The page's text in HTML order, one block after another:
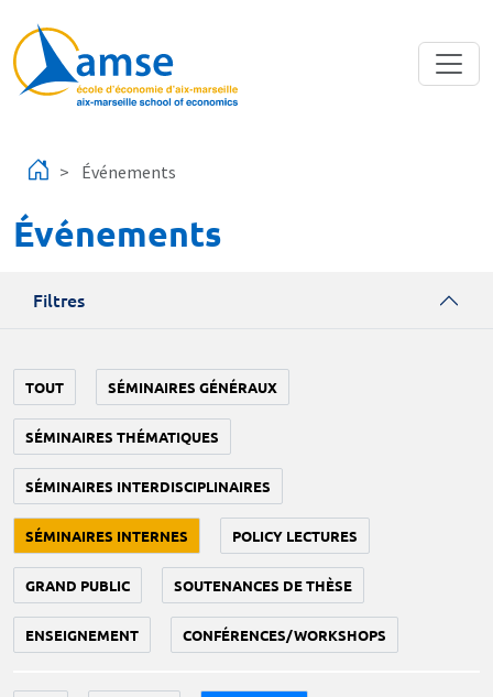
Événements
Événements
Filtres
TOUT SÉMINAIRES GÉNÉRAUX
SÉMINAIRES THÉMATIQUES
SÉMINAIRES INTERDISCIPLINAIRES
SÉMINAIRES INTERNES POLICY LECTURES
GRAND PUBLIC SOUTENANCES DE THÈSE
ENSEIGNEMENT CONFÉRENCES/WORKSHOPS